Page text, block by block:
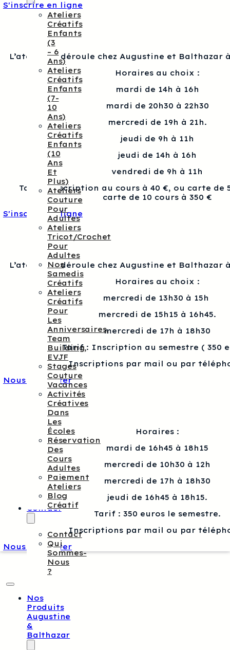
Ateliers
Créatifs
Enfants
(3
– 6
Ans)
Ateliers
Créatifs
Enfants
(7-
10
Ans)
Ateliers
Créatifs
Enfants
(10
Ans
Et
Plus)
Ateliers
Couture
Pour
Adultes
Ateliers
Tricot/crochet
Pour
Adultes
Nos
Samedis
Créatifs
Ateliers
Créatifs
Pour
Les
Anniversaires,
Team
Building,
EVJF
Stages
Couture
Vacances
Activités
Créatives
Dans
Les
Écoles
Réservation
Des
Cours
Adultes
Paiement
Ateliers
Blog
Créatif
Contact
Contact
Qui
Sommes-
Nous
?
Nos
Produits
Augustine
&
Balthazar
S'inscrire en ligne
L’atelier se déroule chez Augustine et Balthazar
Horaires au choix :
mardi de 14h à 16h
mardi de 20h30 à 22h30
mercredi de 19h à 21h.
jeudi de 9h à 11h
jeudi de 14h à 16h
vendredi de 9h à 11h
Tarif : Inscription au cours à 40 €, ou carte de
carte de 10 cours à 350 €
S'inscrire en ligne
L’atelier se déroule chez Augustine et Balthazar
Horaires au choix :
mercredi de 13h30 à 15h
mercredi de 15h15 à 16h45.
mercredi de 17h à 18h30
Tarif : Inscription au semestre ( 350
Inscriptions par mail ou par
Nous contacter
Horaires :
mardi de 16h45 à 18h15
mercredi de 10h30 à 12h
mercredi de 17h à 18h30
jeudi de 16h45 à 18h15.
Tarif : 350 euros le semestre.
Inscriptions par mail ou par
Nous contacter